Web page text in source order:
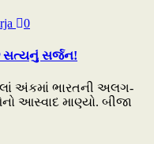
0
સર્જન!
અંકમાં ભારતની અલગ-
આસ્વાદ માણ્યો. બીજા